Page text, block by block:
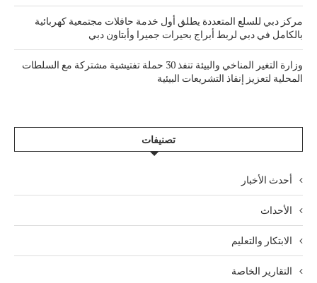
مركز دبي للسلع المتعددة يطلق أول خدمة حافلات مجتمعية كهربائية
بالكامل في دبي لربط أبراج بحيرات جميرا وأبتاون دبي
وزارة التغير المناخي والبيئة تنفذ 30 حملة تفتيشية مشتركة مع السلطات
المحلية لتعزيز إنفاذ التشريعات البيئية
تصنيفات
أحدث الأخبار
الأحداث
الابتكار والتعليم
التقارير الخاصة